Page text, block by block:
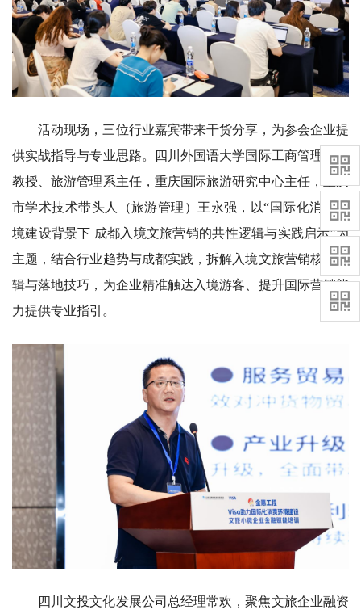
活动现场，三位行业嘉宾带来干货分享，为参会企业提
供实战指导与专业思路。四川外国语大学国际工商管理学院
教授、旅游管理系主任，重庆国际旅游研究中心主任，重庆
市学术技术带头人（旅游管理）王永强，以“国际化消费环
境建设背景下 成都入境文旅营销的共性逻辑与实践启示”为
主题，结合行业趋势与成都实践，拆解入境文旅营销核心逻
辑与落地技巧，为企业精准触达入境游客、提升国际营销能
力提供专业指引。
四川文投文化发展公司总经理常欢，聚焦文旅企业融资